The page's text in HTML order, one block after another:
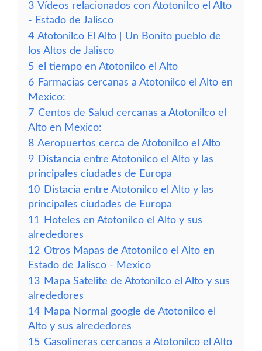
3 Vídeos relacionados con Atotonilco el Alto
- Estado de Jalisco
4 Atotonilco El Alto | Un Bonito pueblo de
los Altos de Jalisco
5 el tiempo en Atotonilco el Alto
6 Farmacias cercanas a Atotonilco el Alto en
Mexico:
7 Centos de Salud cercanas a Atotonilco el
Alto en Mexico:
8 Aeropuertos cerca de Atotonilco el Alto
9 Distancia entre Atotonilco el Alto y las
principales ciudades de Europa
10 Distacia entre Atotonilco el Alto y las
principales ciudades de Europa
11
Hoteles en Atotonilco el Alto y sus
alrededores
12 Otros Mapas de Atotonilco el Alto en
Estado de Jalisco - Mexico
13 Mapa Satelite de Atotonilco el Alto y sus
alrededores
14 Mapa Normal google de Atotonilco el
Alto y sus alrededores
15 Gasolineras cercanos a Atotonilco el Alto